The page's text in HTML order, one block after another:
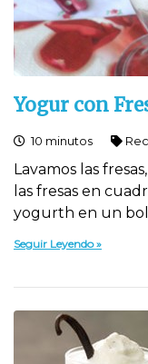
Yogur con
10 minutos
Lavamos las
las fresas en
yogurth en un
Seguir Leyendo